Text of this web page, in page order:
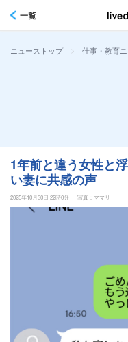
一覧
ニューストップ > 仕事・教育ニ
1年前と違う女性と
い妻に共感の声
2025年10月30日 22時0分 写真：ママリ